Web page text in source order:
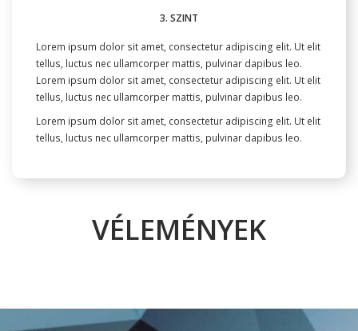
3. SZINT
Lorem ipsum dolor sit amet, consectetur adipiscing elit. Ut elit
tellus, luctus nec ullamcorper mattis, pulvinar dapibus leo.
Lorem ipsum dolor sit amet, consectetur adipiscing elit. Ut elit
tellus, luctus nec ullamcorper mattis, pulvinar dapibus leo.
Lorem ipsum dolor sit amet, consectetur adipiscing elit. Ut elit
tellus, luctus nec ullamcorper mattis, pulvinar dapibus leo.
VÉLEMÉNYEK